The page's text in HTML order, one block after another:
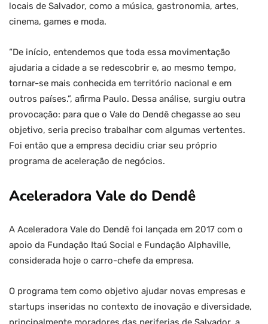
locais de Salvador, como a música, gastronomia, artes,
cinema, games e moda.
“De início, entendemos que toda essa movimentação
ajudaria a cidade a se redescobrir e, ao mesmo tempo,
tornar-se mais conhecida em território nacional e em
outros países.”, afirma Paulo. Dessa análise, surgiu outra
provocação: para que o Vale do Dendê chegasse ao seu
objetivo, seria preciso trabalhar com algumas vertentes.
Foi então que a empresa decidiu criar seu próprio
programa de aceleração de negócios.
Aceleradora Vale do Dendê
A Aceleradora Vale do Dendê foi lançada em 2017 com o
apoio da Fundação Itaú Social e Fundação Alphaville,
considerada hoje o carro-chefe da empresa.
O programa tem como objetivo ajudar novas empresas e
startups inseridas no contexto de inovação e diversidade,